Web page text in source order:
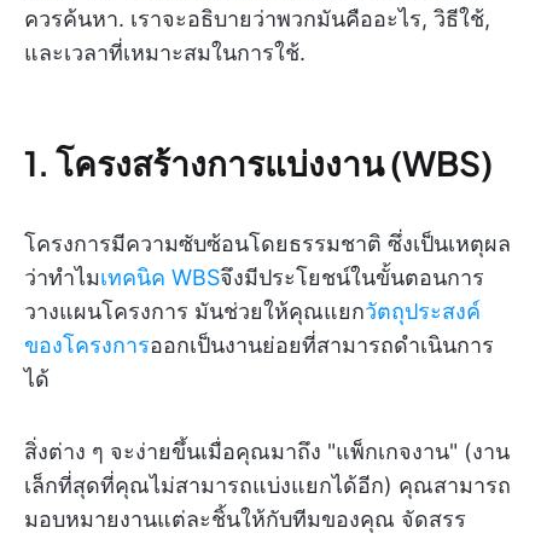
ควรค้นหา. เราจะอธิบายว่าพวกมันคืออะไร, วิธีใช้,
และเวลาที่เหมาะสมในการใช้.
1. โครงสร้างการแบ่งงาน (WBS)
โครงการมีความซับซ้อนโดยธรรมชาติ ซึ่งเป็นเหตุผล
ว่าทำไมเทคนิค WBSจึงมีประโยชน์ในขั้นตอนการ
วางแผนโครงการ มันช่วยให้คุณแยกวัตถุประสงค์
ของโครงการออกเป็นงานย่อยที่สามารถดำเนินการ
ได้
สิ่งต่าง ๆ จะง่ายขึ้นเมื่อคุณมาถึง "แพ็กเกจงาน" (งาน
เล็กที่สุดที่คุณไม่สามารถแบ่งแยกได้อีก) คุณสามารถ
มอบหมายงานแต่ละชิ้นให้กับทีมของคุณ จัดสรร